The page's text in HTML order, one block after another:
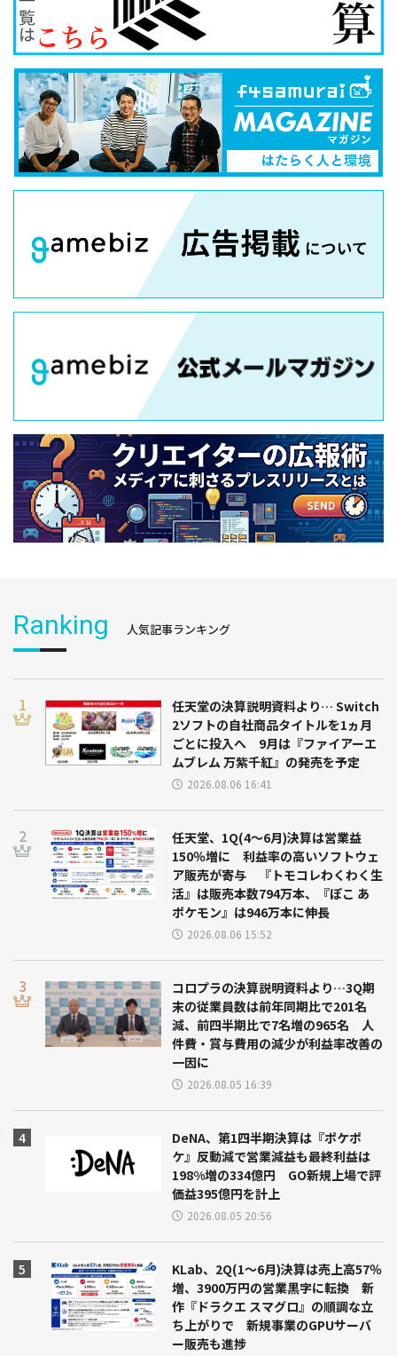
Ranking 人気記事ランキング
任天堂の決算説明資料より… Switch
2ソフトの自社商品タイトルを1ヵ月
ごとに投入へ 9月は『ファイアーエ
ムブレム 万紫千紅』の発売を予定
2026.08.06 16:41
任天堂、1Q(4～6月)決算は営業益
150％増に 利益率の高いソフトウェ
ア販売が寄与 『トモコレわくわく生
活』は販売本数794万本、『ぽこ あ
ポケモン』は946万本に伸長
2026.08.06 15:52
コロプラの決算説明資料より…3Q期
末の従業員数は前年同期比で201名
減、前四半期比で7名増の965名 人
件費・賞与費用の減少が利益率改善の
一因に
2026.08.05 16:39
DeNA、第1四半期決算は『ポケポ
ケ』反動減で営業減益も最終利益は
198%増の334億円 GO新規上場で評
価益395億円を計上
2026.08.05 20:56
KLab、2Q(1～6月)決算は売上高57％
増、3900万円の営業黒字に転換 新
作『ドラクエ スマグロ』の順調な立
ち上がりで 新規事業のGPUサーバ
ー販売も進捗